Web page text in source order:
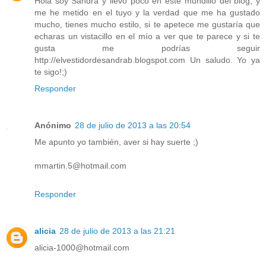
me he metido en el tuyo y la verdad que me ha gustado
mucho, tienes mucho estilo, si te apetece me gustaría que
echaras un vistacillo en el mío a ver que te parece y si te
gusta me podrías seguir
http://elvestidordesandrab.blogspot.com Un saludo. Yo ya
te sigo!;)
Responder
Anónimo 28 de julio de 2013 a las 20:54
Me apunto yo también, aver si hay suerte ;)
mmartin.5@hotmail.com
Responder
alicia 28 de julio de 2013 a las 21:21
alicia-1000@hotmail.com